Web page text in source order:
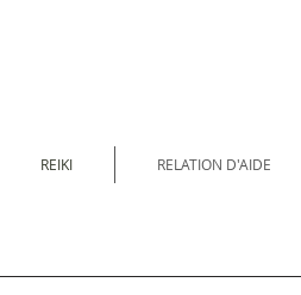
REIKI RELATION D'AIDE